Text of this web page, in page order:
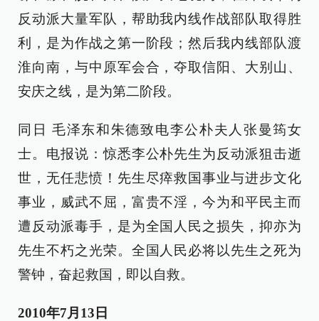
反动派大量军队，帮助我内线作战部队取得胜
利，是为作战之第一阶段；然后我内线部队渡
淮向南，与中原军会合，夺取信阳、大别山、
安庆之线，是为第二阶段。
同日 毛泽东和朱德致电李公朴夫人张曼筠女
士。电报说：惊悉李公朴先生为反动派狙击逝
世，无任悲愤！先生尽瘁救国事业与进步文化
事业，威武不屈，富贵不淫，今为和平民主而
遭反动派毒手，是为全国人民之损失，抑亦为
先生不朽之光荣。全国人民必将以先生之死为
警钟，奋起救国，即以自救。
2010年7月13日